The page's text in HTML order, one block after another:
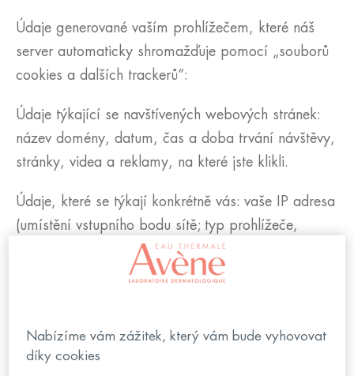
Údaje generované vaším prohlížečem, které náš
server automaticky shromažďuje pomocí „souborů
cookies a dalších trackerů“:
Údaje týkající se navštívených webových stránek:
název domény, datum, čas a doba trvání návštěvy,
stránky, videa a reklamy, na které jste klikli.
Údaje, které se týkají konkrétně vás: vaše IP adresa
(umístění vstupního bodu sítě; typ prohlížeče,
identifikovat, a nespojujeme je s výše uvedenými
osobními údaji, které jste nám poskytli.
Nabízíme vám zážitek, který vám bude vyhovovat
díky cookies